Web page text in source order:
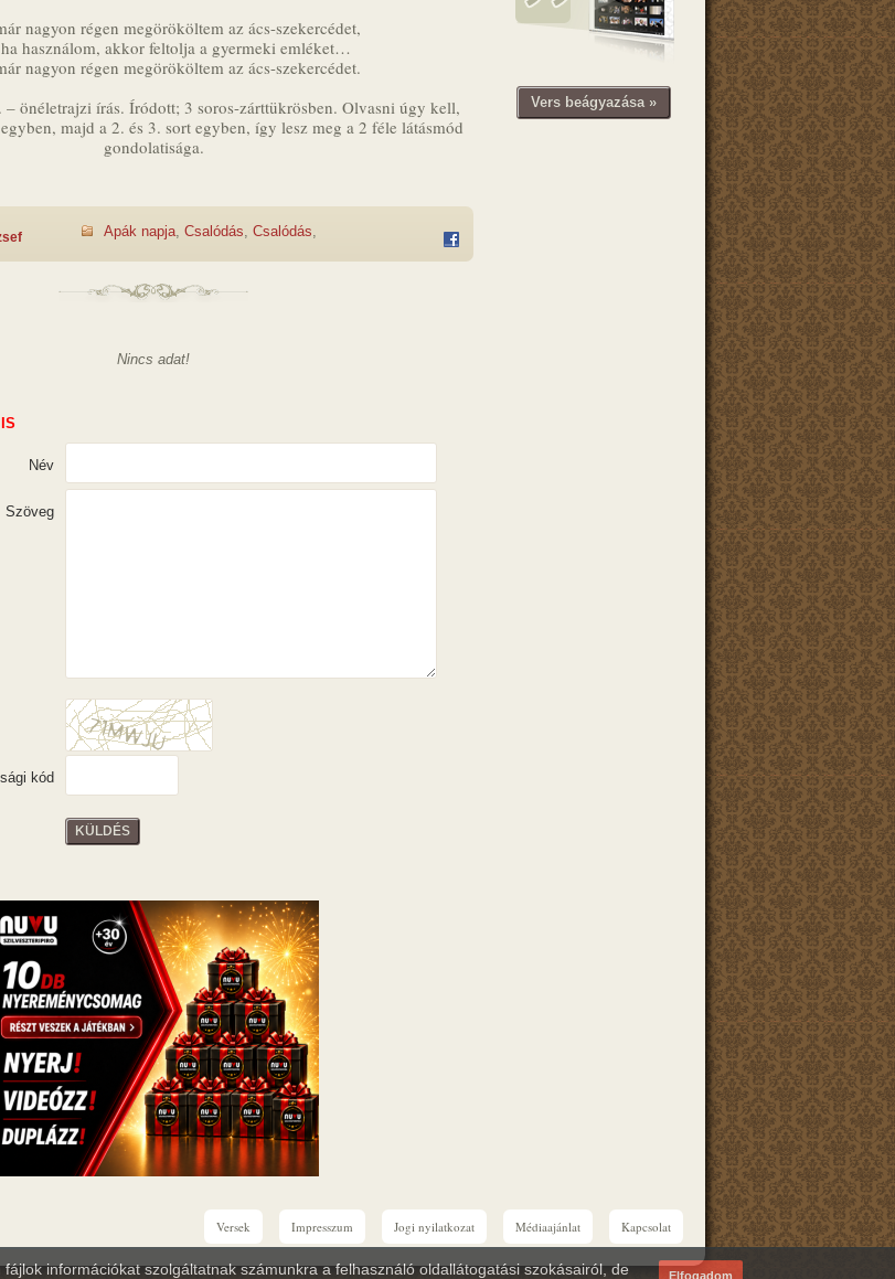
nagyon régen megörököltem az ács-szekercédet,
használom, akkor feltolja a gyermeki emléket…
nagyon régen megörököltem az ács-szekercédet.
– önéletrajzi írás. Íródott; 3 soros-zárttükrösben. Olvasni úgy kell,
majd a 2. és 3. sort egyben, így lesz meg a 2 féle látásmód
gondolatisága.
Apák napja, Csalódás, Csalódás,
Nincs adat!
Név
Szöveg
kód
KÜLDÉS
Vers beágyazása »
Versek Impresszum Jogi nyilatkozat Médiaajánlat Kapcsolat
információkat szolgáltatnak számunkra a felhasználó oldallátogatási szokásairól, de
Elfogadom